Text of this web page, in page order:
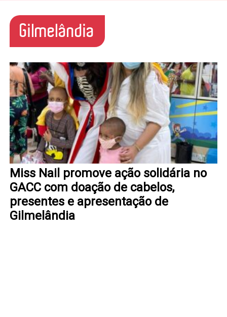
Gilmelândia
Miss Nail promove ação solidária no
GACC com doação de cabelos,
presentes e apresentação de
Gilmelândia